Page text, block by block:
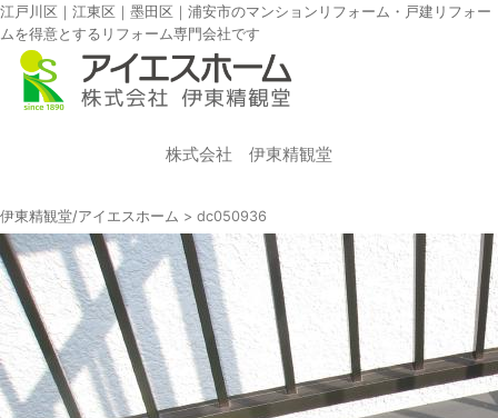
江戸川区｜江東区｜墨田区｜浦安市のマンションリフォーム・戸建リフォー
ムを得意とするリフォーム専門会社です
株式会社 伊東精観堂
伊東精観堂/アイエスホーム > dc050936